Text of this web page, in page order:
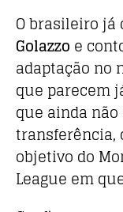
O brasileiro já
Golazzo e
adaptação no
que parecem
que ainda
transferência,
objetivo do
League em